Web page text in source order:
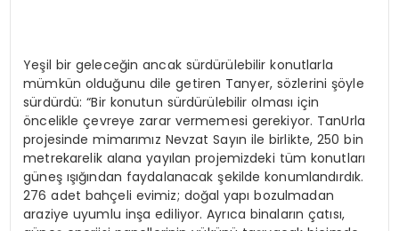
Yeşil bir geleceğin ancak sürdürülebilir konutlarla
mümkün olduğunu dile getiren Tanyer, sözlerini şöyle
sürdürdü: “Bir konutun sürdürülebilir olması için
öncelikle çevreye zarar vermemesi gerekiyor. TanUrla
projesinde mimarımız Nevzat Sayın ile birlikte, 250 bin
metrekarelik alana yayılan projemizdeki tüm konutları
güneş ışığından faydalanacak şekilde konumlandırdık.
276 adet bahçeli evimiz; doğal yapı bozulmadan
araziye uyumlu inşa ediliyor. Ayrıca binaların çatısı,